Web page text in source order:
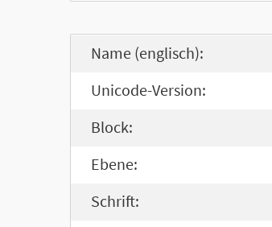
Name (englisch):
Unicode-Version:
Block:
Ebene:
Schrift: